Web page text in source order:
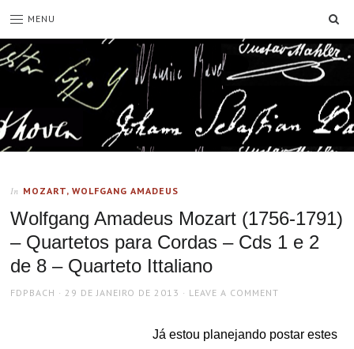
MENU
In MOZART, WOLFGANG AMADEUS
Wolfgang Amadeus Mozart (1756-1791)
– Quartetos para Cordas – Cds 1 e 2
de 8 – Quarteto Ittaliano
AUTHOR
FDPBACH
POSTED
29 DE JANEIRO DE 2013 LEAVE A COMMENT
Já estou planejando postar estes